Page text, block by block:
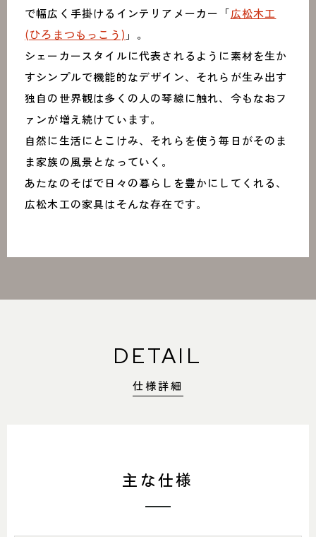
で幅広く手掛けるインテリアメーカー「広松木工
(ひろまつもっこう) 」。
シェーカースタイルに代表されるように素材を生か
すシンプルで機能的なデザイン、それらが生み出す
独自の世界観は多くの人の琴線に触れ、今もなおフ
ァンが増え続けています。
自然に生活にとこけみ、それらを使う毎日がそのま
ま家族の風景となっていく。
あたなのそばで日々の暮らしを豊かにしてくれる、
広松木工の家具はそんな存在です。
DETAIL
仕様詳細
主な仕様